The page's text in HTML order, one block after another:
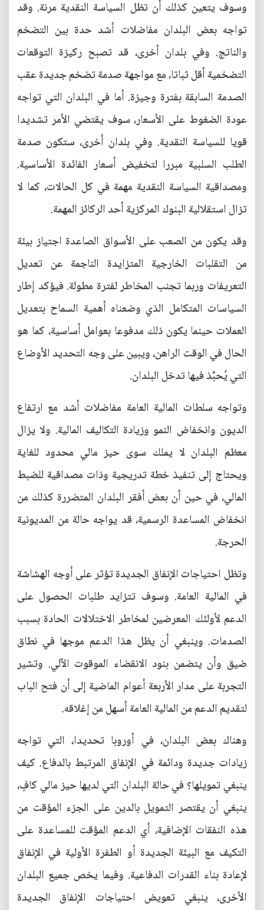
وسوف يتعين كذلك أن تظل السياسة النقدية مرنة. وقد
تواجه بعض البلدان مفاضلات أشد حدة بين التضخم
والناتج. وفي بلدان أخرى، قد تصبح ركيزة التوقعات
التضخمية أقل ثباتا، مع مواجهة صدمة تضخم جديدة عقب
الصدمة السابقة بفترة وجيزة. أما في البلدان التي تواجه
عودة الضغوط على الأسعار، سوف يقتضي الأمر تشديدا
قويا للسياسة النقدية. وفي بلدان أخرى، ستكون صدمة
الطلب السلبية مبررا لتخفيض أسعار الفائدة الأساسية.
ومصداقية السياسة النقدية مهمة في كل الحالات، كما لا
تزال استقلالية البنوك المركزية أحد الركائز المهمة.
وقد يكون من الصعب على الأسواق الصاعدة اجتياز بيئة
من التقلبات الخارجية المتزايدة الناجمة عن تعديل
التعريفات وربما تجنب المخاطر لفترة مطولة. فيؤكد إطار
السياسات المتكامل الذي وضعناه أهمية السماح بتعديل
العملات حينما يكون ذلك مدفوعا بعوامل أساسية، كما هو
الحال في الوقت الراهن، ويبين على وجه التحديد الأوضاع
التي يُحبَّذ فيها تدخل البلدان.
وتواجه سلطات المالية العامة مفاضلات أشد مع ارتفاع
الديون وانخفاض النمو وزيادة التكاليف المالية. ولا يزال
معظم البلدان لا يملك سوى حيز مالي محدود للغاية
ويحتاج إلى تنفيذ خطة تدريجية وذات مصداقية للضبط
المالي، في حين أن بعض أفقر البلدان المتضررة كذلك من
انخفاض المساعدة الرسمية، قد يواجه حالة من المديونية
الحرجة.
وتظل احتياجات الإنفاق الجديدة تؤثر على أوجه الهشاشة
في المالية العامة. وسوف تتزايد طلبات الحصول على
الدعم لأولئك المعرضين لمخاطر الاختلالات الحادة بسبب
الصدمات. وينبغي أن يظل هذا الدعم موجها في نطاق
ضيق وأن يتضمن بنود الانقضاء الموقوت الآلي. وتشير
التجربة على مدار الأربعة أعوام الماضية إلى أن فتح الباب
لتقديم الدعم من المالية العامة أسهل من إغلاقه.
وهناك بعض البلدان، في أوروبا تحديدا، التي تواجه
زيادات جديدة ودائمة في الإنفاق المرتبط بالدفاع. كيف
ينبغي تمويلها؟ في حالة البلدان التي لديها حيز مالي كافٍ،
ينبغي أن يقتصر التمويل بالدين على الجزء المؤقت من
هذه النفقات الإضافية، أي الدعم المؤقت للمساعدة على
التكيف مع البيئة الجديدة أو الطفرة الأولية في الإنفاق
لإعادة بناء القدرات الدفاعية. وفيما يخص جميع البلدان
الأخرى، ينبغي تعويض احتياجات الإنفاق الجديدة